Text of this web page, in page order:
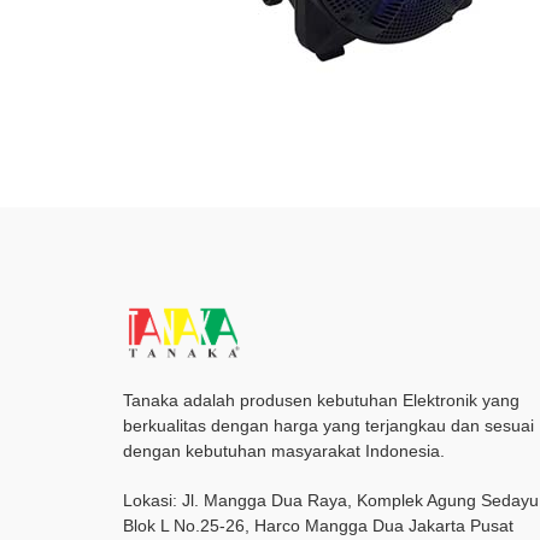
Tanaka adalah produsen kebutuhan Elektronik yang
berkualitas dengan harga yang terjangkau dan sesuai
dengan kebutuhan masyarakat Indonesia.
Lokasi: Jl. Mangga Dua Raya, Komplek Agung Sedayu
Blok L No.25-26, Harco Mangga Dua Jakarta Pusat